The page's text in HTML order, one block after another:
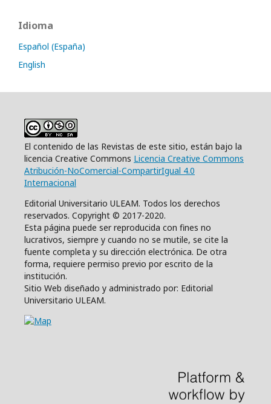
Idioma
Español (España)
English
El contenido de las Revistas de este sitio, están bajo la
licencia Creative Commons Licencia Creative Commons
Atribución-NoComercial-CompartirIgual 4.0
Internacional
Editorial Universitario ULEAM. Todos los derechos
reservados. Copyright © 2017-2020.
Esta página puede ser reproducida con fines no
lucrativos, siempre y cuando no se mutile, se cite la
fuente completa y su dirección electrónica. De otra
forma, requiere permiso previo por escrito de la
institución.
Sitio Web diseñado y administrado por: Editorial
Universitario ULEAM.